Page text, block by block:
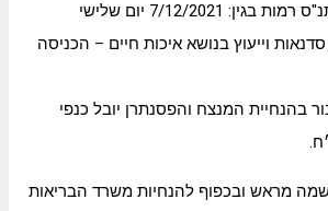
7/12/2021 יום שלישי
סדנאות וייעוץ בנושא איכות חיים – הכניסה
בהנחיית המנצח והפסנתרן יובל כנפי
מראש ובכפוף להנחיות משרד הבריאות